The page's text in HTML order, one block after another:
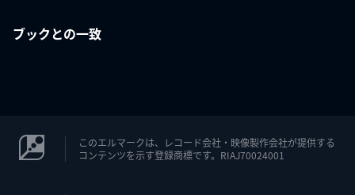
ブックとの一致
このエルマークは、レコード会社・映像製作会社が提供する
コンテンツを示す登録商標です。RIAJ70024001